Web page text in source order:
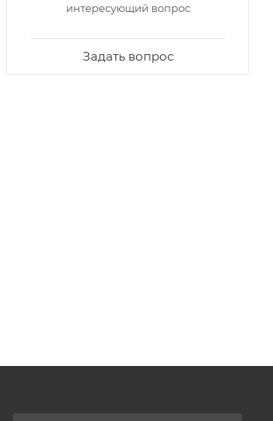
интересующий вопрос
Задать вопрос